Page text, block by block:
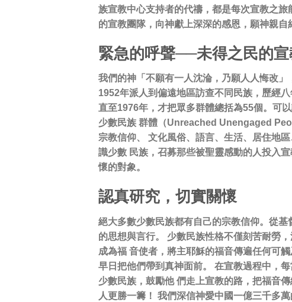
族宣教中心支持者的代禱，都是每次宣教之
的宣教團隊，向神獻上深深的感恩，願神親自
緊急的呼聲──未得之民的宣
我們的神「不願有一人沈淪，乃願人人悔改
1952年派人到偏遠地區訪查不同民族，歷經
直至1976年，才把眾多群體總括為55個。可
少數民族 群體（Unreached Unengaged
宗教信仰、 文化風俗、語言、生活、居住地
識少數 民族，召募那些被聖靈感動的人投入
懷的對象。
認真研究，切實關懷
絕大多數少數民族都有自己的宗教信仰。從
的思想與言行。 少數民族性格不僅刻苦耐勞
成為福 音使者，將主耶穌的福音傳遍任何可
早日把他們帶到真神面前。 在宣教過程中，
少數民族，鼓勵他 們走上宣教的路，把福音
人更勝一籌！ 我們深信神愛中國一億三千多